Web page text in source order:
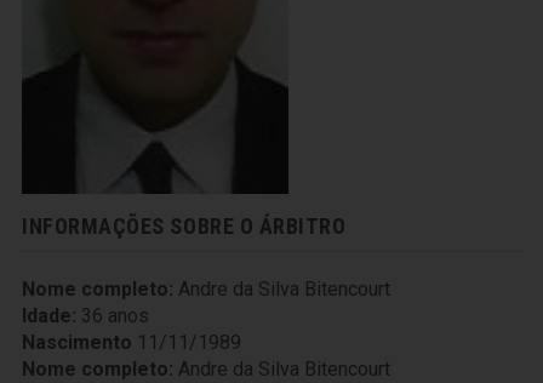
INFORMAÇÕES SOBRE O ÁRBITRO
Nome completo: Andre da Silva Bitencourt
Idade: 36 anos
Nascimento 11/11/1989
Nome completo: Andre da Silva Bitencourt